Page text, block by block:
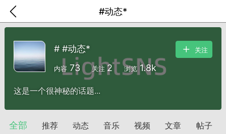
#动态*
# #动态*
内容 73 关注 2 浏览 1.8k
关注
这是一个很神秘的话题...
全部 推荐 动态 音乐 视频 文章 帖子